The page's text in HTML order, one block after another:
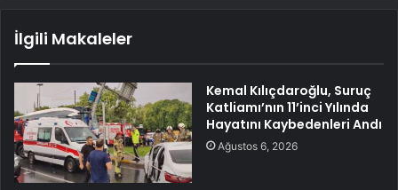
İlgili Makaleler
Kemal Kılıçdaroğlu, Suruç
Katliamı’nın 11’inci Yılında
Hayatını Kaybedenleri Andı
Ağustos 6, 2026